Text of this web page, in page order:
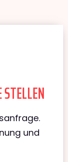
und